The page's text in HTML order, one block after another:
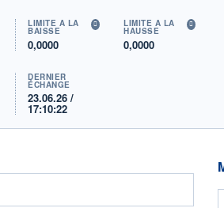
LIMITE À LA
BAISSE
0,0000
LIMITE À LA
HAUSSE
0,0000
DERNIER
ÉCHANGE
23.06.26 /
17:10:22